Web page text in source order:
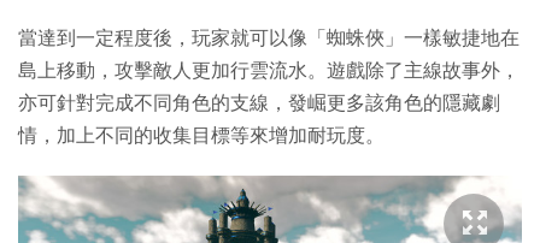
當達到一定程度後，玩家就可以像「蜘蛛俠」一樣敏捷地在
島上移動，攻擊敵人更加行雲流水。遊戲除了主線故事外，
亦可針對完成不同角色的支線，發崛更多該角色的隱藏劇
情，加上不同的收集目標等來增加耐玩度。